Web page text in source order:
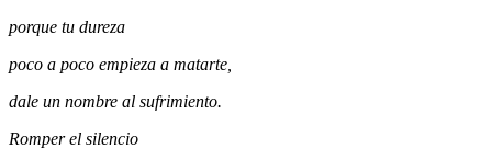
porque tu dureza
poco a poco empieza a matarte,
dale un nombre al sufrimiento.
Romper el silencio